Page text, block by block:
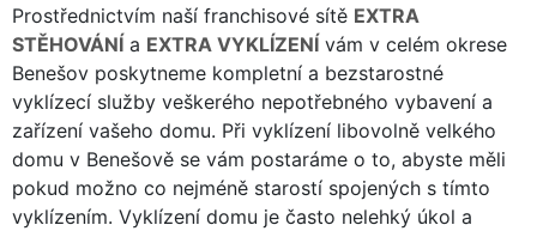
Prostřednictvím naší franchisové sítě EXTRA
STĚHOVÁNÍ a EXTRA VYKLÍZENÍ vám v celém okrese
Benešov poskytneme kompletní a bezstarostné
vyklízecí služby veškerého nepotřebného vybavení a
zařízení vašeho domu. Při vyklízení libovolně velkého
domu v Benešově se vám postaráme o to, abyste měli
pokud možno co nejméně starostí spojených s tímto
vyklízením. Vyklízení domu je často nelehký úkol a